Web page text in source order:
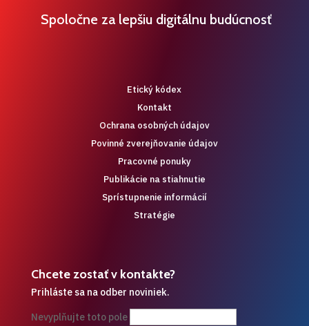
Spoločne za lepšiu digitálnu budúcnosť
Etický kódex
Kontakt
Ochrana osobných údajov
Povinné zverejňovanie údajov
Pracovné ponuky
Publikácie na stiahnutie
Sprístupnenie informácií
Stratégie
Chcete zostať v kontakte?
Prihláste sa na odber noviniek.
Nevyplňujte toto pole